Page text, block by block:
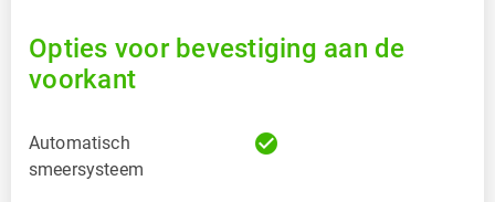
Opties voor bevestiging aan de
voorkant
Automatisch
smeersysteem
check_circle